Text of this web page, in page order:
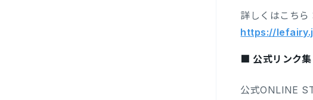
詳しくはこちら
https://
■ 公式リンク集
公式ONLINE